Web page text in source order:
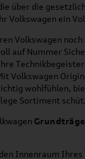
über die
Volkswagen ein
Volkswagen
auf Nummer
Volkswagen
wohlfühlen,
Sortiment
Innenraum